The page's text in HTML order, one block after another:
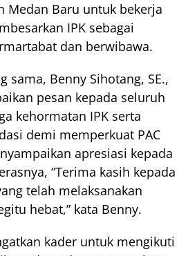
Medan Baru untuk bekerja
IPK sebagai
dan berwibawa.
sama, Benny Sihotang, SE.,
pesan kepada seluruh
kehormatan IPK serta
demi memperkuat PAC
apresiasi kepada
“Terima kasih kepada
telah melaksanakan
hebat,” kata Benny.
kader untuk mengikuti